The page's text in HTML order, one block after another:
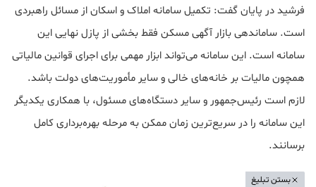
فرشید در پایان گفت: تکمیل سامانه املاک و اسکان از مسائل راهبردی
است. ساماندهی بازار آگهی مسکن فقط بخشی از پازل نهایی این
سامانه است. این سامانه می‌تواند ابزار مهمی برای اجرای قوانین مالیاتی
همچون مالیات بر خانه‌های خالی و سایر مأموریت‌های دولت باشد.
لازم است رئیس‌جمهور و سایر دستگاه‌های مسئول، با همکاری یکدیگر
این سامانه را در سریع‌ترین زمان ممکن به مرحله بهره‌برداری کامل
برسانند.
بستن تبلیغ